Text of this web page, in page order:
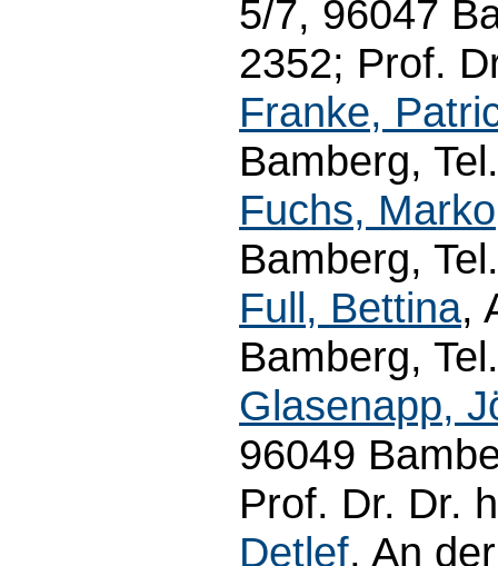
5/7, 96047
2352; Prof.
Franke,
Bamberg,
Fuchs, Marko
Bamberg,
Full, Bettina,
Bamberg,
Glasenapp,
96049
Prof. Dr. Dr.
Detlef, An